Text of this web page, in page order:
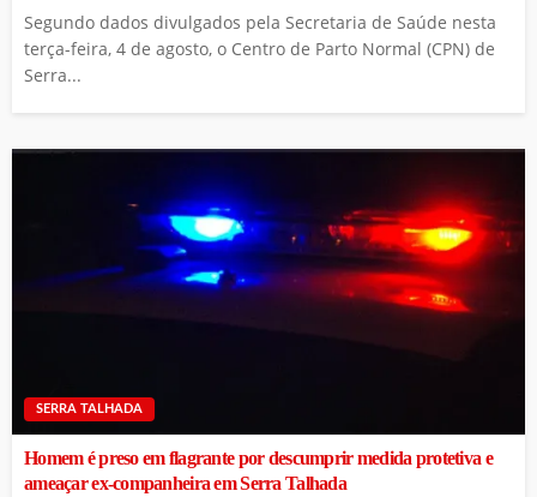
Segundo dados divulgados pela Secretaria de Saúde nesta
terça-feira, 4 de agosto, o Centro de Parto Normal (CPN) de
Serra...
SERRA TALHADA
Homem é preso em flagrante por descumprir medida protetiva e
ameaçar ex-companheira em Serra Talhada